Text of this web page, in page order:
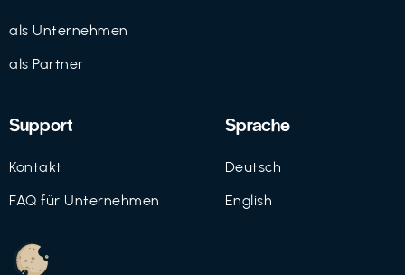
als Unternehmen
als Partner
Support
Kontakt
FAQ für Unternehmen
Datenschutz
Sprache
Deutsch
English